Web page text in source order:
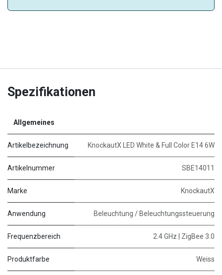
Spezifikationen
Allgemeines
Artikelbezeichnung KnockautX LED White & Full Color E14 6W
Artikelnummer SBE14011
Marke KnockautX
Anwendung Beleuchtung / Beleuchtungssteuerung
Frequenzbereich 2.4 GHz | ZigBee 3.0
Produktfarbe Weiss